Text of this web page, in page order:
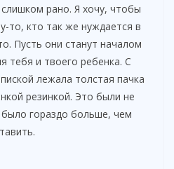
рано. Я хочу, чтобы
то, кто так же нуждается в
Пусть они станут началом
тебя и твоего ребенка. С
лежала толстая пачка
резинкой. Это были не
гораздо больше, чем